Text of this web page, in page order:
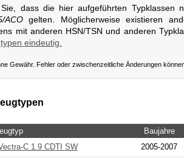
dass die hier aufgeführten Typklassen
ACOgelten. Möglicherweise existieren
mit anderen HSN/TSN und anderen
eindeutig.
Gewähr. Fehler oder zwischenzeitliche Änderungen
Baujahre
C 1.9 CDTI SW
2005-2007